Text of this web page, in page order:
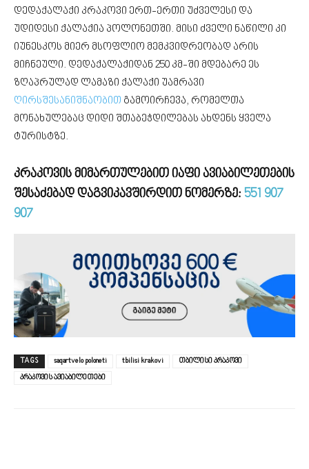
დედაქალაქი კრაკოვი ერთ-ერთი უძველესი და
უდიდესი ქალაქია პოლონეთში. მისი ძველი ნაწილი კი
იუნესკოს მიერ მსოფლიო მემკვიდრეობად არის
მიჩნეული. დედაქალაქიდან 250 კმ-ში მდებარე ეს
ზღაპრულად ლამაზი ქალაქი უამრავი
ღირსშესანიშნაობით გამოირჩევა, რომელთა
მონახულებაც დიდი შთაბეჭდილებას ახდენს ყველა
ტურისტზე.
კრაკოვის მიმართულებით იაფი ავიაბილეთების
შესაძებად დაგვიკავშირდით ნომერზე: 551 907
907
TAGS saqartvelo poloneti tbilisi krakovi
თბილისი კრაკოვი
კრაკოვის ავიაბილეთები